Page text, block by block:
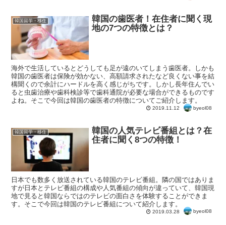
韓国留学・移住
韓国の歯医者！在住者に聞く現
地の7つの特徴とは？
海外で生活しているとどうしても足が遠のいてしまう歯医者。しかも
韓国の歯医者は保険が効かない、高額請求されたなど良くない事を結
構聞くので余計にハードルを高く感じがちです。しかし長年住んでい
ると虫歯治療や歯科検診等で歯科通院が必要な場合ができるものです
よね。そこで今回は韓国の歯医者の特徴についてご紹介します。
2019.11.12 byeol08
韓国留学・移住
韓国の人気テレビ番組とは？在
住者に聞く8つの特徴！
日本でも数多く放送されている韓国のテレビ番組。隣の国ではありま
すが日本とテレビ番組の構成や人気番組の傾向が違っていて、韓国現
地で見ると韓国ならではのテレビの面白さを体験することができま
す。そこで今回は韓国のテレビ番組について紹介します。
2019.03.28 byeol08